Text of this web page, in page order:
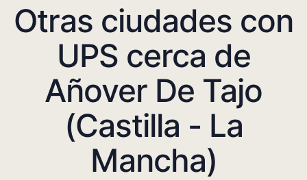
Otras ciudades con
UPS cerca de
Añover De Tajo
(Castilla - La
Mancha)